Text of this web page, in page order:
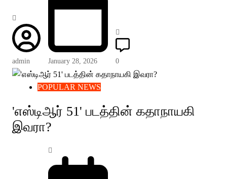
admin January 28, 2026 0
POPULAR NEWS
'எஸ்டிஆர் 51' படத்தின் கதாநாயகி
இவரா?